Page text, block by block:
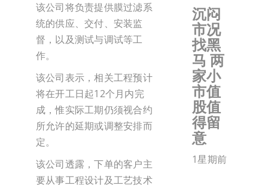
该公司将负责提供膜过滤系
统的供应、交付、安装监
督，以及测试与调试等工
作。
该公司表示，相关工程预计
将在开工日起12个月内完
成，惟实际工期仍须视合约
所允许的延期或调整安排而
定。
该公司透露，下单的客户主
要从事工程设计及工艺技术
沉闷
市况
找黑
马 两
家小
市值
股值
得留
意
1星期前